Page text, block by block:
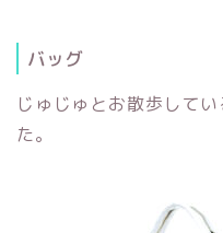
バッグ
じゅじゅとお散歩して
た。